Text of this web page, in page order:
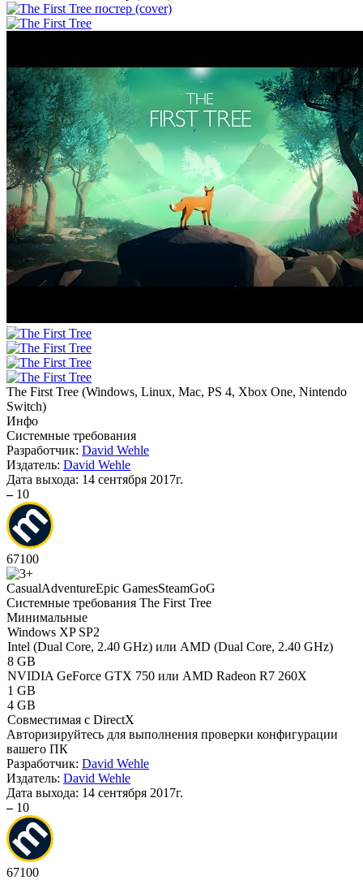
The First Tree (Windows, Linux, Mac, PS 4, Xbox One, Nintendo
Switch)
Инфо
Системные требования
Разработчик: David Wehle
Издатель: David Wehle
Дата выхода: 14 сентября 2017г.
– 10
67100
CasualAdventureEpic GamesSteamGoG
Системные требования The First Tree
Минимальные
Windows XP SP2
Intel (Dual Core, 2.40 GHz) или AMD (Dual Core, 2.40 GHz)
8 GB
NVIDIA GeForce GTX 750 или AMD Radeon R7 260X
1 GB
4 GB
Совместимая с DirectX
Авторизируйтесь для выполнения проверки конфигурации
вашего ПК
Разработчик: David Wehle
Издатель: David Wehle
Дата выхода: 14 сентября 2017г.
– 10
67100